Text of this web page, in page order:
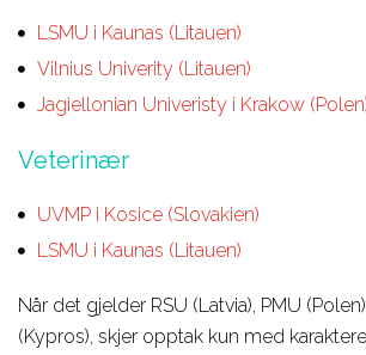
LSMU i Kaunas (Litauen)
Vilnius Univerity (Litauen)
Jagiellonian Univeristy i Krakow
Veterinær
UVMP i Kosice (Slovakien)
LSMU i Kaunas (Litauen)
Når det gjelder RSU (Latvia), PMU
(Kypros), skjer opptak kun med